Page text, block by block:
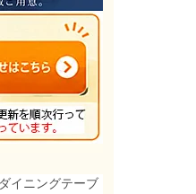
イニングテーブ